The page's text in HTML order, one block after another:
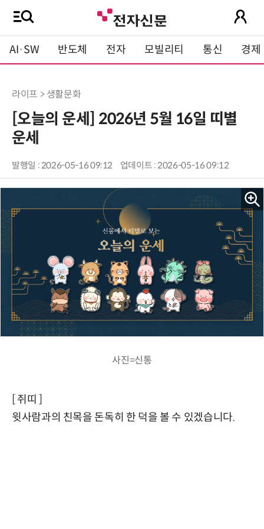
AI·SW 반도체 전자 모빌리티 통신 경제
라이프 > 생활문화
[오늘의 운세] 2026년 5월 16일 띠별
운세
발행일 : 2026-05-16 09:12 업데이트 : 2026-05-16 09:12
사진=신통
[ 쥐띠 ]
윗사람과의 친목을 돈독히 한 덕을 볼 수 있겠습니다.